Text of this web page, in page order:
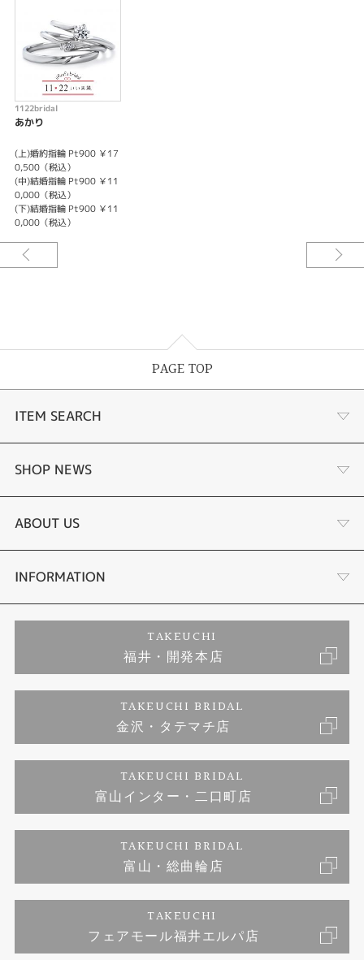
〇リング幅（スタンダード幅・L幅・結婚指輪のみLL幅）
アレンジによって価格が変わります。
詳しくはスタッフまでお問合せ下さいませ。
1122bridal
あかり
(上)婚約指輪 Pt900 ￥17
0,500（税込）
(中)結婚指輪 Pt900 ￥11
0,000（税込）
(下)結婚指輪 Pt900 ￥11
0,000（税込）
PAGE TOP
ITEM SEARCH
婚約指輪
結婚指輪
セットリング
エタニティーリング
婚約ネックレス
SHOP NEWS
サプライズプロポーズ相談室
ダイヤモンドカッターブランド
アフターメンテナンス
金澤工房｜手作りペアリング
金澤工房｜手作り結婚指輪
金澤工房｜手作り婚約指輪プロポーズプラン
ABOUT US
店舗情報
お客様の声
INFORMATION
プライバシーポリシー
TAKEUCHI
福井・開発本店
TAKEUCHI BRIDAL
金沢・タテマチ店
TAKEUCHI BRIDAL
富山インター・二口町店
TAKEUCHI BRIDAL
富山・総曲輪店
TAKEUCHI
フェアモール福井エルパ店